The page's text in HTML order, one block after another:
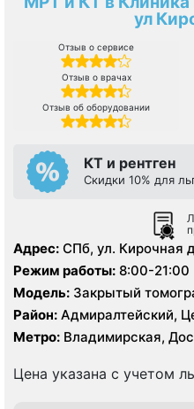
ул
Отзыв о сервисе
Отзыв о врачах
Отзыв об оборудовании
КТ и рентген
Скидки 10% для
Адрес: СПб, ул. Кирочная
Режим работы: 8:00-21:00
Модель: Закрытый
Тесла, КТ Toshiba Aquilion
Район: Адмиралтейский,
Метро: Владимирская,
Цена указана с учетом